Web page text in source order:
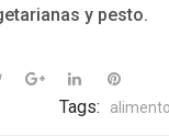
y pesto.
Tags: